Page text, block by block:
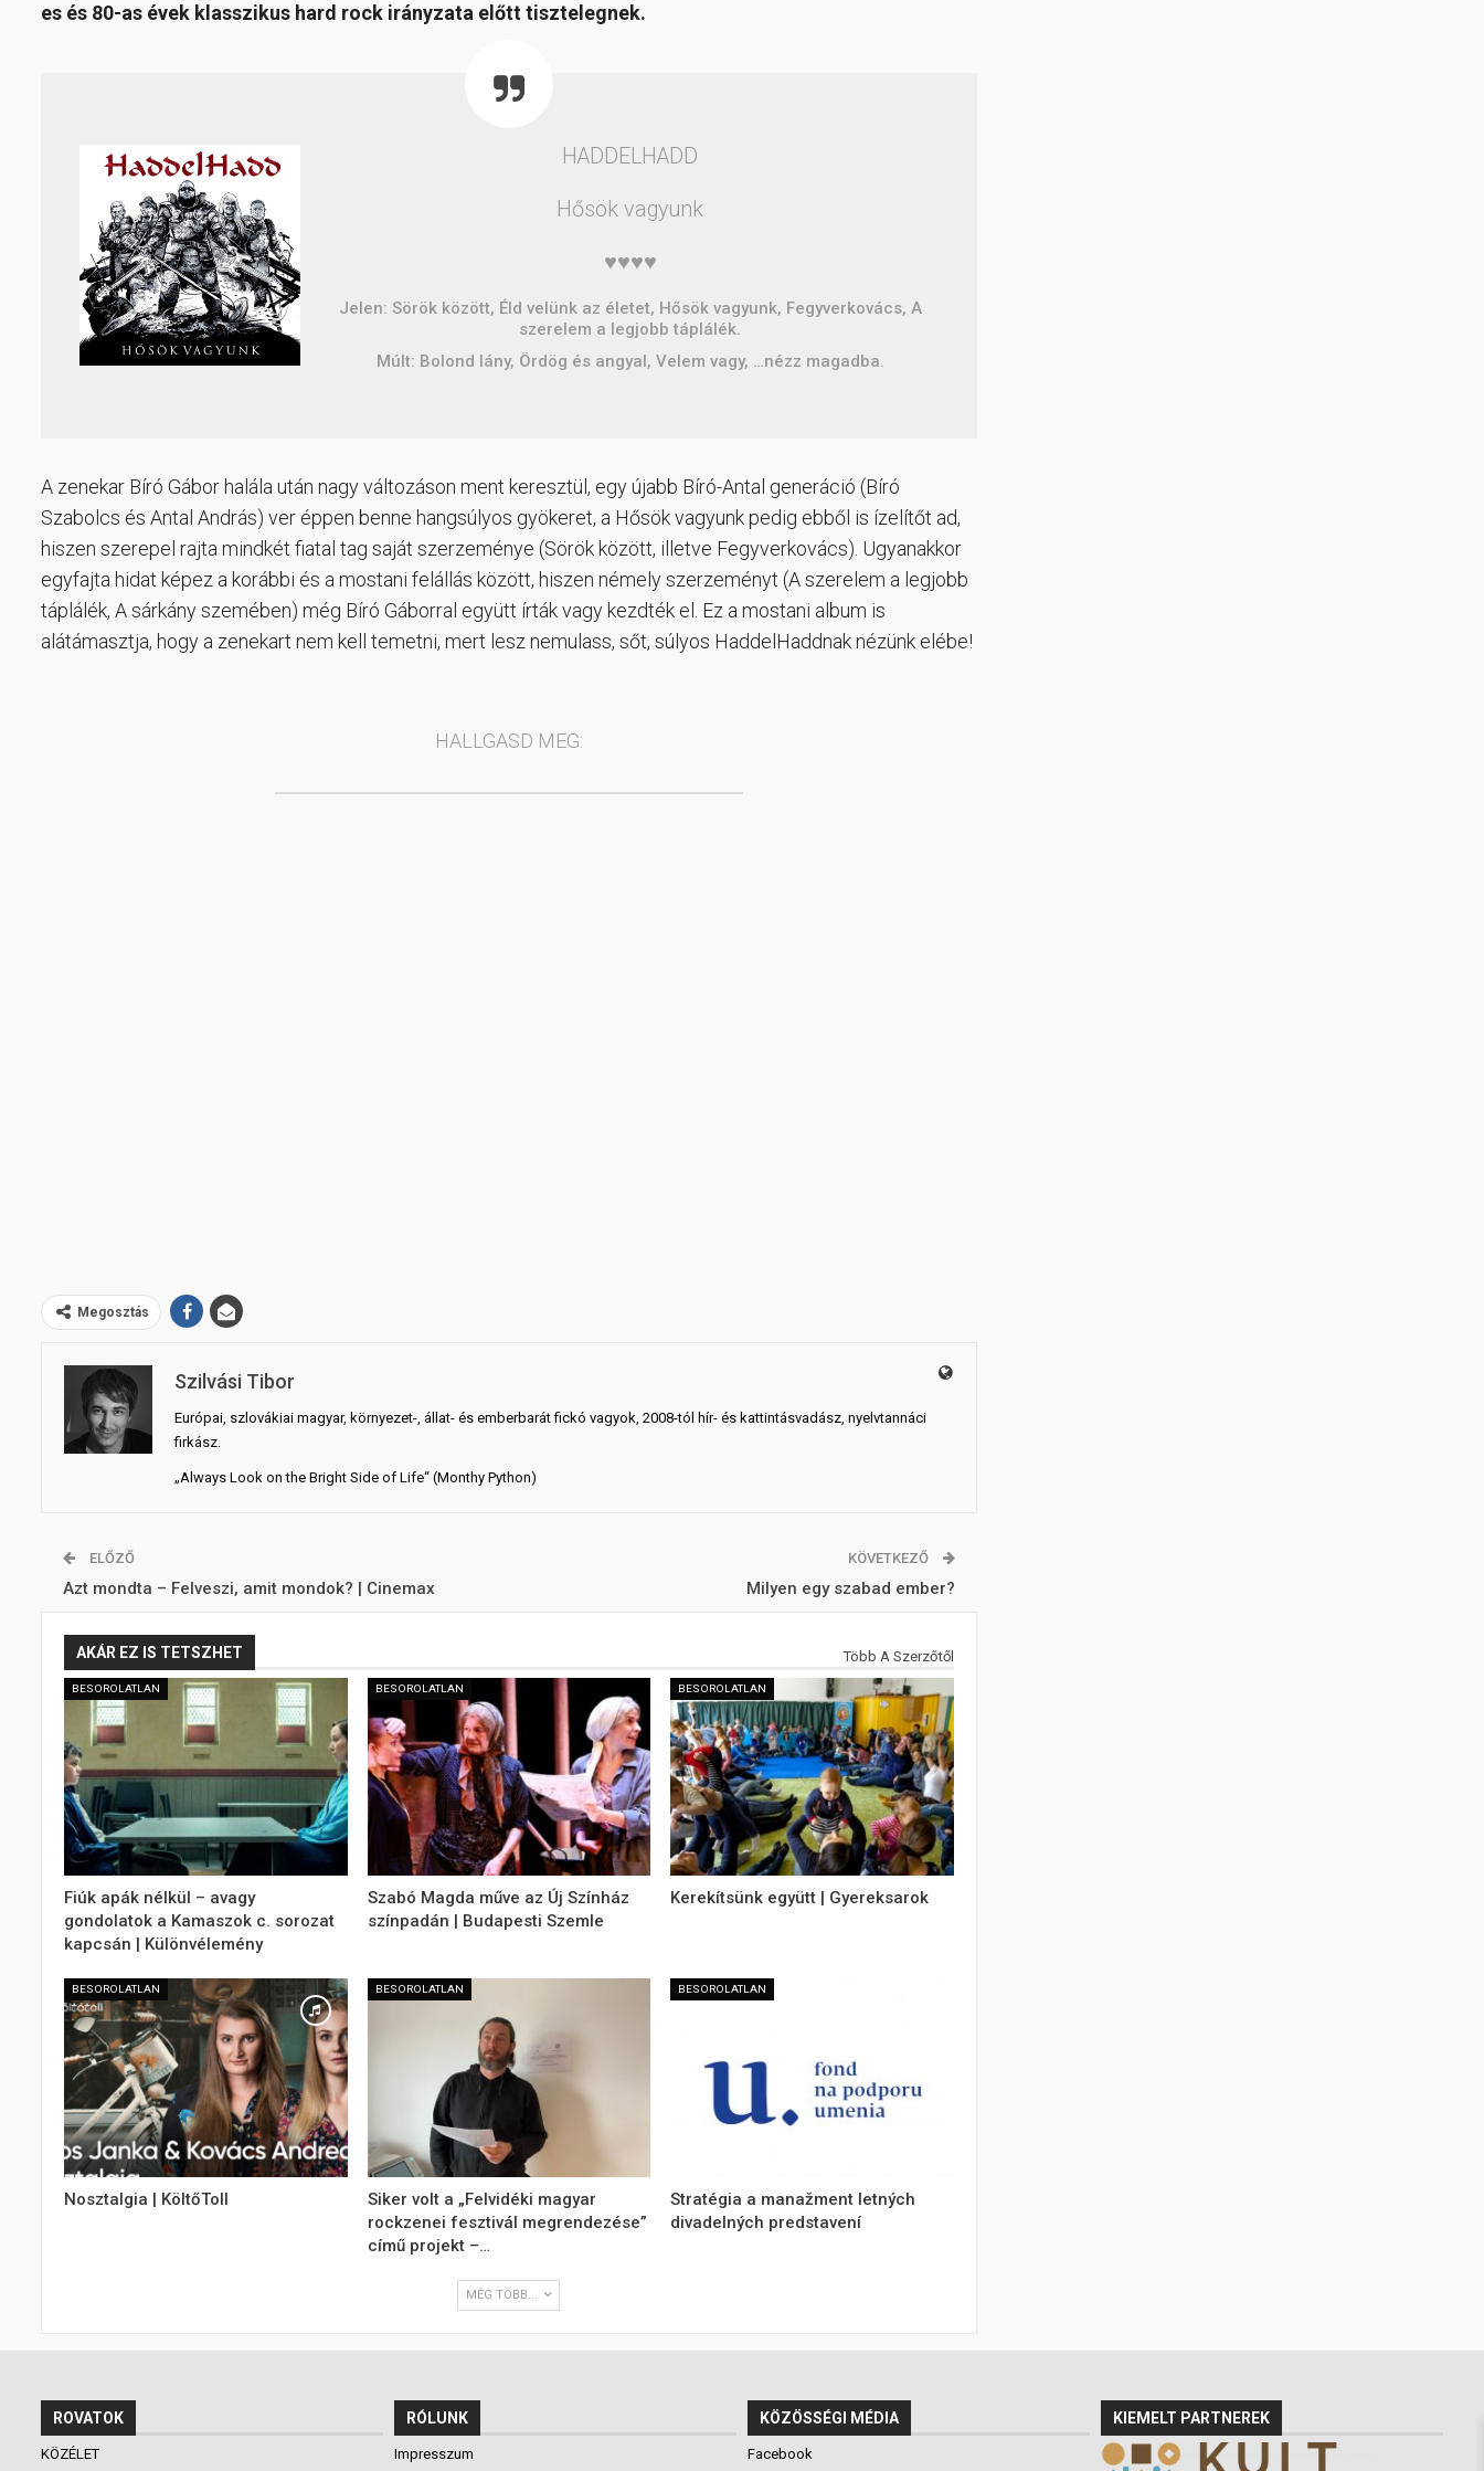
es és 80-as évek klasszikus hard rock irányzata előtt tisztelegnek.
HADDELHADD
Hősök vagyunk
♥♥♥♥
Jelen: Sörök között, Éld velünk az életet, Hősök vagyunk, Fegyverkovács, A
szerelem a legjobb táplálék.
Múlt: Bolond lány, Ördög és angyal, Velem vagy, …nézz magadba.
A zenekar Bíró Gábor halála után nagy változáson ment keresztül, egy újabb Bíró-Antal generáció (Bíró
Szabolcs és Antal András) ver éppen benne hangsúlyos gyökeret, a Hősök vagyunk pedig ebből is ízelítőt ad,
hiszen szerepel rajta mindkét fiatal tag saját szerzeménye (Sörök között, illetve Fegyverkovács). Ugyanakkor
egyfajta hidat képez a korábbi és a mostani felállás között, hiszen némely szerzeményt (A szerelem a legjobb
táplálék, A sárkány szemében) még Bíró Gáborral együtt írták vagy kezdték el. Ez a mostani album is
alátámasztja, hogy a zenekart nem kell temetni, mert lesz nemulass, sőt, súlyos HaddelHaddnak nézünk elébe!
HALLGASD MEG:
Megosztás
Szilvási Tibor
Európai, szlovákiai magyar, környezet-, állat- és emberbarát fickó vagyok, 2008-tól hír- és kattintásvadász, nyelvtannáci
firkász.
„Always Look on the Bright Side of Life“ (Monthy Python)
ELŐZŐ
Azt mondta – Felveszi, amit mondok? | Cinemax
KÖVETKEZŐ
Milyen egy szabad ember?
AKÁR EZ IS TETSZHET Több A Szerzőtől
BESOROLATLAN
Fiúk apák nélkül – avagy
gondolatok a Kamaszok c. sorozat
kapcsán | Különvélemény
BESOROLATLAN
Szabó Magda műve az Új Színház
színpadán | Budapesti Szemle
BESOROLATLAN
Kerekítsünk együtt | Gyereksarok
BESOROLATLAN
Nosztalgia | KöltőToll
BESOROLATLAN
Siker volt a „Felvidéki magyar
rockzenei fesztivál megrendezése”
című projekt –…
BESOROLATLAN
Stratégia a manažment letných
divadelných predstavení
MÉG TÖBB...
ROVATOK
KÖZÉLET
RÓLUNK
Impresszum
KÖZÖSSÉGI MÉDIA
Facebook
KIEMELT PARTNEREK